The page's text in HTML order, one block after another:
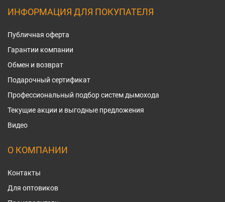
ИНФОРМАЦИЯ ДЛЯ ПОКУПАТЕЛЯ
Публичная оферта
Гарантии компании
Обмен и возврат
Подарочный сертификат
Профессиональный подбор систем дымохода
Текущие акции и выгодные предложения
Видео
О КОМПАНИИ
Контакты
Для оптовиков